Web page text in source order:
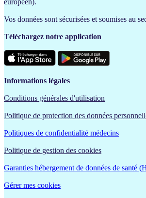
Vos données sont sécurisées et soumises au
Téléchargez notre application
Informations légales
Conditions générales d'utilisation
Politique de protection des données
Politiques de confidentialité médecins
Politique de gestion des cookies
Garanties hébergement de données de santé
Gérer mes cookies